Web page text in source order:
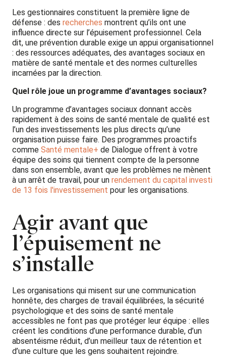
Les gestionnaires constituent la première ligne de
défense : des recherches montrent qu’ils ont une
influence directe sur l’épuisement professionnel. Cela
dit, une prévention durable exige un appui organisationnel
: des ressources adéquates, des avantages sociaux en
matière de santé mentale et des normes culturelles
incarnées par la direction.
Quel rôle joue un programme d’avantages sociaux?
Un programme d’avantages sociaux donnant accès
rapidement à des soins de santé mentale de qualité est
l’un des investissements les plus directs qu’une
organisation puisse faire. Des programmes proactifs
comme Santé mentale+ de Dialogue offrent à votre
équipe des soins qui tiennent compte de la personne
dans son ensemble, avant que les problèmes ne mènent
à un arrêt de travail, pour un rendement du capital investi
de 13 fois l'investissement pour les organisations.
Agir avant que
l’épuisement ne
s’installe
Les organisations qui misent sur une communication
honnête, des charges de travail équilibrées, la sécurité
psychologique et des soins de santé mentale
accessibles ne font pas que protéger leur équipe : elles
créent les conditions d’une performance durable, d’un
absentéisme réduit, d’un meilleur taux de rétention et
d’une culture que les gens souhaitent rejoindre.